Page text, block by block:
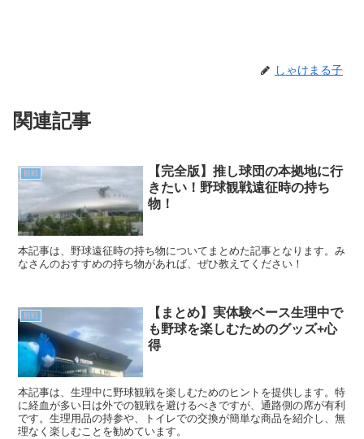
しゃけまる子
関連記事
観戦
【完全版】推し球団の本拠地に行
きたい！野球観戦遠征時の持ち
物！
本記事は、野球遠征時の持ち物についてまとめた記事となります。み
なさんのおすすめの持ち物があれば、ぜひ教えてください！
観戦
【まとめ】実体験ベース生理中で
も野球を楽しむためのグッズ+心
得
本記事は、生理中に野球観戦を楽しむためのヒントを提供します。特
に経血が多い日は外での観戦を避けるべきですが、通路側の席が有利
です。生理用品の持参や、トイレでの交換が簡単な商品を紹介し、無
理なく楽しむことを勧めています。